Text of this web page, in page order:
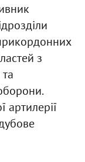
з
артилерії